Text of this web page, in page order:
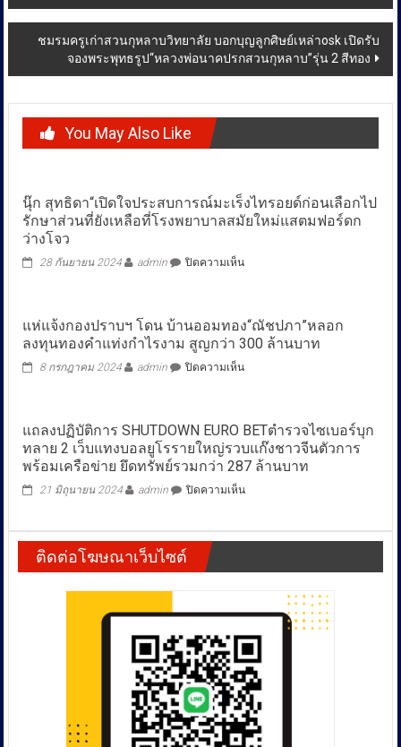
ชมรมครูเก่าสวนกุหลาบวิทยาลัย บอกบุญลูกศิษย์เหล่าosk เปิดรับ
จองพระพุทธรูป“หลวงพ่อนาคปรกสวนกุหลาบ”รุ่น 2 สีทอง
You May Also Like
นุ๊ก สุทธิดา“เปิดใจประสบการณ์มะเร็งไทรอยด์ก่อนเลือกไป
รักษาส่วนที่ยังเหลือที่โรงพยาบาลสมัยใหม่แสตมฟอร์ดก
ว่างโจว
28 กันยายน 2024 admin ปิดความเห็นบน
ใจ
ประสบการณ์
ไทรอยด์
ไป
รักษา
ส่วน
ที่
ยัง
โรง
ตม
ดก
ว่าง
โจว
แห่แจ้งกองปราบฯ โดน บ้านออมทอง“ณัชปภา”หลอก
ลงทุนทองคำแท่งกำไรงาม สูญกว่า 300 ล้านบาท
8 กรกฎาคม 2024 admin ปิดความเห็นบน
ปราบฯ
โดน
บ้าน
ทอง“ณัชป
ทองคำ
กำไร
300
ล้าน
บาท
แถลงปฏิบัติการ SHUTDOWN EURO BETตำรวจไซเบอร์บุก
ทลาย 2 เว็บแทงบอลยูโรรายใหญ่รวบแก๊งชาวจีนตัวการ
พร้อมเครือข่าย ยึดทรัพย์รวมกว่า 287 ล้านบาท
21 มิถุนายน 2024 admin ปิดความเห็นบน
บุก
ทลาย
เว็บ
แทง
บอล
ยูโร
ราย
ติดต่อโฆษณาเว็บไซต์